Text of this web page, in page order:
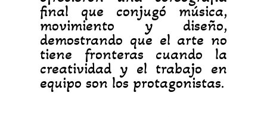
final que conjugó música,
movimiento y diseño,
demostrando que el arte no
tiene fronteras cuando la
creatividad y el trabajo en
equipo son los protagonistas.